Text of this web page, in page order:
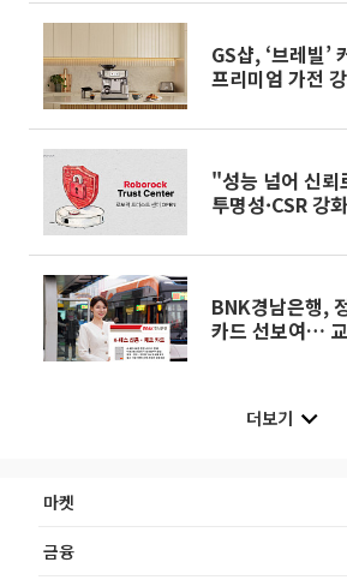
GS샵, ‘브레빌’
프리미엄 가전
"성능 넘어 신
투명성·CSR
BNK경남은행,
카드 선보여…
더보기
마켓
금융